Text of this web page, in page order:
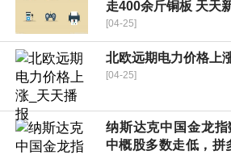
走400余斤铜板 天天
[04-25]
北欧远期电力价格上
[04-25]
纳斯达克中国金龙
中概股多数走低，拼